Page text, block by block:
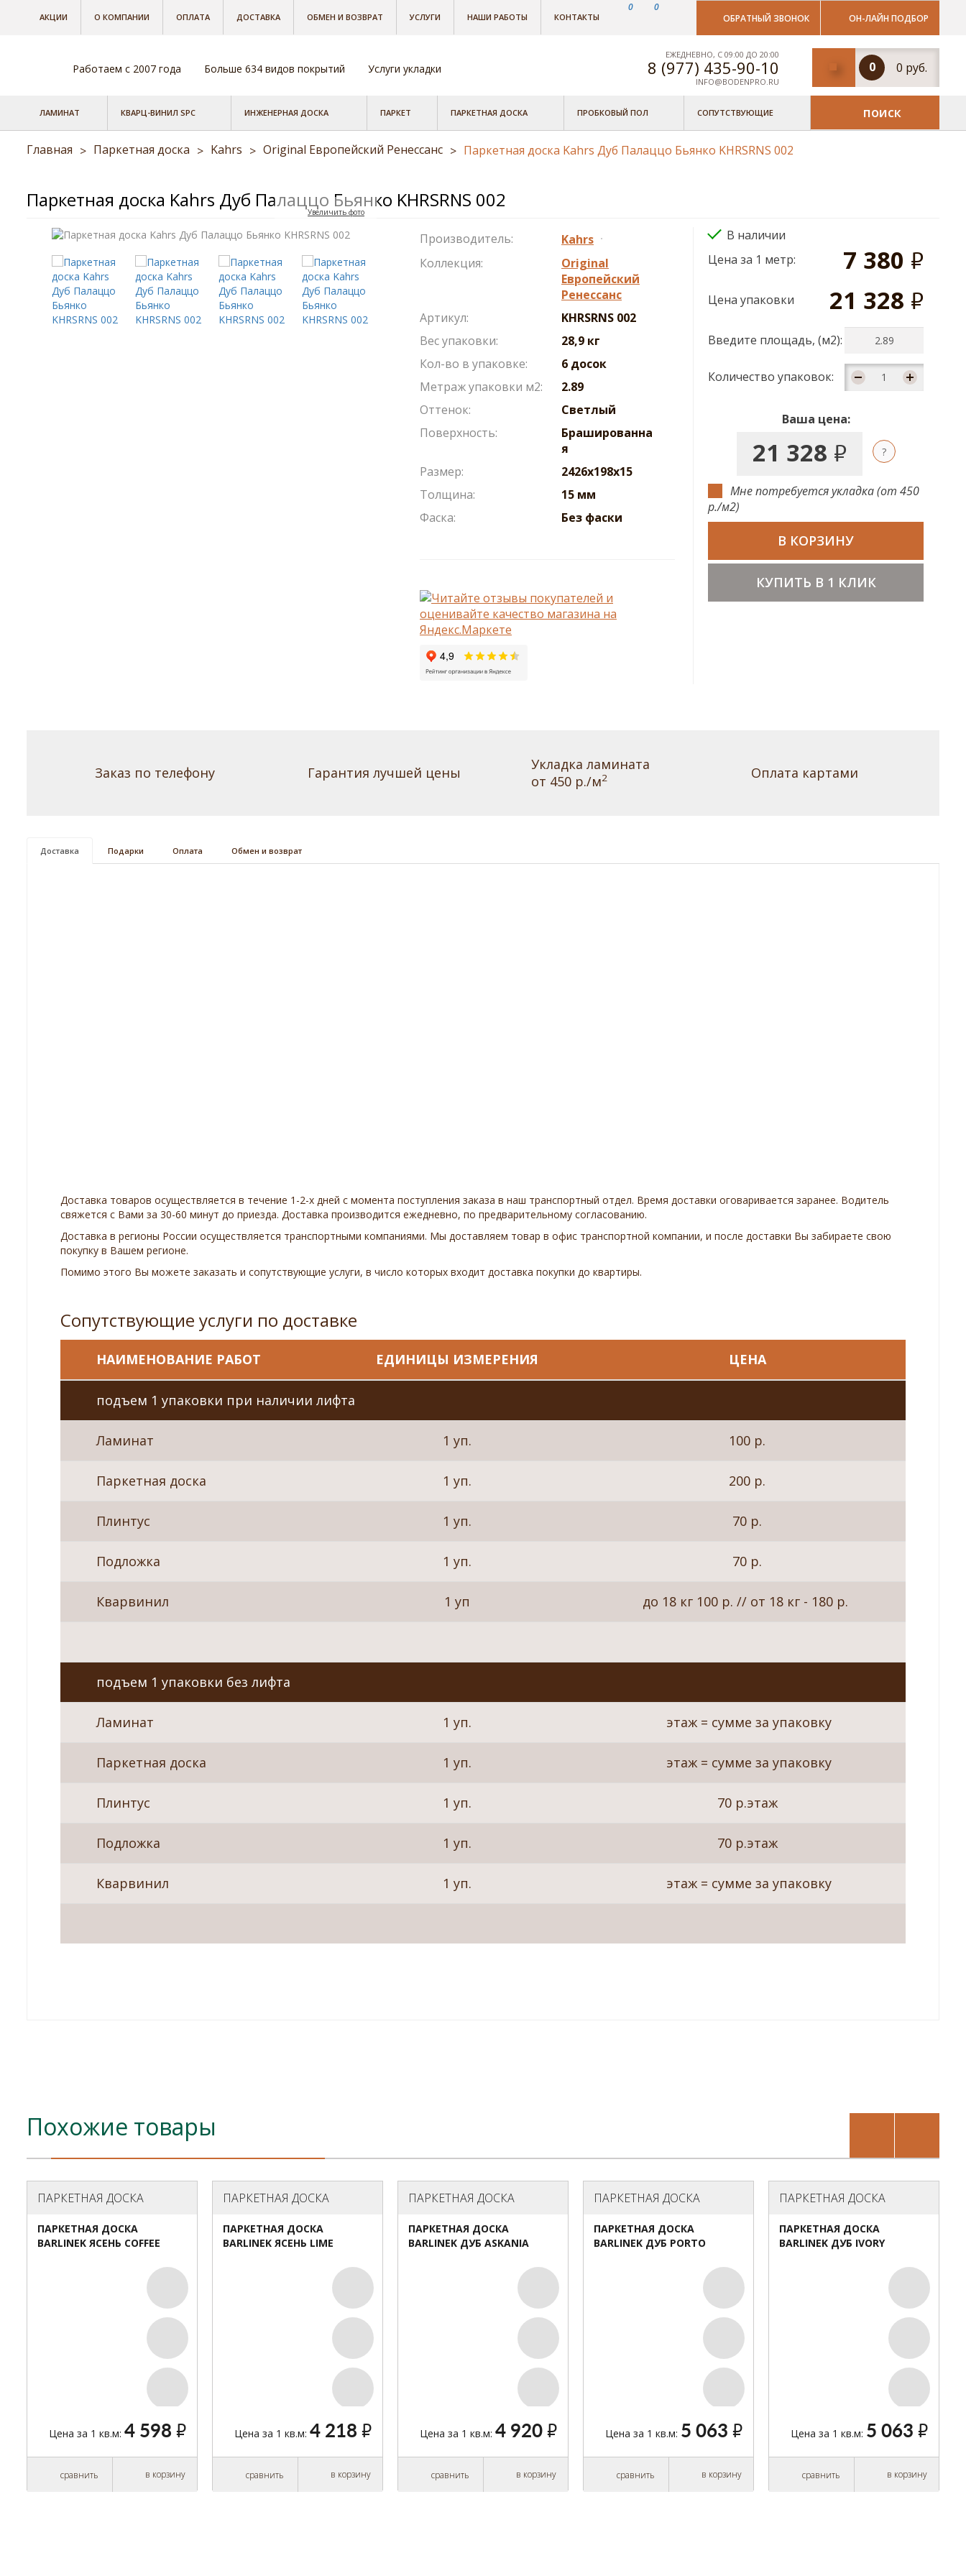
ОБРАТНЫЙ ЗВОНОК ОН-ЛАЙН ПОДБОР
АКЦИИ О КОМПАНИИ ОПЛАТА ДОСТАВКА ОБМЕН И ВОЗВРАТ УСЛУГИ НАШИ РАБОТЫ КОНТАКТЫ
0 0
Работаем с 2007 года Больше 634 видов покрытий Услуги укладки
ЕЖЕДНЕВНО, С 09:00 ДО 20:00
8 (977) 435-90-10
INFO@BODENPRO.RU
0 0 руб.
ЛАМИНАТ КВАРЦ-ВИНИЛ SPC ИНЖЕНЕРНАЯ ДОСКА ПАРКЕТ ПАРКЕТНАЯ ДОСКА ПРОБКОВЫЙ ПОЛ СОПУТСТВУЮЩИЕ поиск
Главная > Паркетная доска > Kahrs > Original Европейский Ренессанс > Паркетная доска Kahrs Дуб Палаццо Бьянко KHRSRNS 002
Паркетная доска Kahrs Дуб Палаццо Бьянко KHRSRNS 002
Увеличить фото
Производитель:
Kahrs
Коллекция:
Original
Европейский
Ренессанс
Артикул:
KHRSRNS 002
Вес упаковки:
28,9 кг
Кол-во в упаковке:
6 досок
Метраж упаковки м2:
2.89
Оттенок:
Светлый
Поверхность:
Брашированна
я
Размер:
2426x198x15
Толщина:
15 мм
Фаска:
Без фаски
В наличии
Цена за 1 метр:
7 380 руб.
Цена упаковки 21 328 руб.
Введите площадь, (м2):
Количество упаковок:
Ваша цена:
21 328 руб.
Мне потребуется укладка (от 450
р./м2)
В КОРЗИНУ
КУПИТЬ В 1 КЛИК
Заказ по телефону Гарантия лучшей цены
Укладка ламината
от 450 р./м2 Оплата картами
Доставка Подарки Оплата Обмен и возврат
Доставка товаров осуществляется в течение 1-2-х дней с момента поступления заказа в наш транспортный отдел. Время доставки оговаривается заранее. Водитель
свяжется с Вами за 30-60 минут до приезда. Доставка производится ежедневно, по предварительному согласованию.
Доставка в регионы России осуществляется транспортными компаниями. Мы доставляем товар в офис транспортной компании, и после доставки Вы забираете свою
покупку в Вашем регионе.
Помимо этого Вы можете заказать и сопутствующие услуги, в число которых входит доставка покупки до квартиры.
Сопутствующие услуги по доставке
НАИМЕНОВАНИЕ РАБОТ ЕДИНИЦЫ ИЗМЕРЕНИЯ ЦЕНА
подъем 1 упаковки при наличии лифта
Ламинат 1 уп. 100 р.
Паркетная доска 1 уп. 200 р.
Плинтус 1 уп. 70 р.
Подложка 1 уп. 70 р.
Кварвинил 1 уп до 18 кг 100 р. // от 18 кг - 180 р.
подъем 1 упаковки без лифта
Ламинат 1 уп. этаж = сумме за упаковку
Паркетная доска 1 уп. этаж = сумме за упаковку
Плинтус 1 уп. 70 р.этаж
Подложка 1 уп. 70 р.этаж
Кварвинил 1 уп. этаж = сумме за упаковку
Похожие товары
ПАРКЕТНАЯ ДОСКА
ПАРКЕТНАЯ ДОСКА
BARLINEK ЯСЕНЬ COFFEE
Цена за 1 кв.м: 4 598 руб.
сравнить в корзину
ПАРКЕТНАЯ ДОСКА
ПАРКЕТНАЯ ДОСКА
BARLINEK ЯСЕНЬ LIME
JES1-L05-B7R-D14180-F
Цена за 1 кв.м: 4 218 руб.
сравнить в корзину
ПАРКЕТНАЯ ДОСКА
ПАРКЕТНАЯ ДОСКА
BARLINEK ДУБ ASKANIA
Цена за 1 кв.м: 4 920 руб.
сравнить в корзину
ПАРКЕТНАЯ ДОСКА
ПАРКЕТНАЯ ДОСКА
BARLINEK ДУБ PORTO
Цена за 1 кв.м: 5 063 руб.
сравнить в корзину
ПАРКЕТНАЯ ДОСКА
ПАРКЕТНАЯ ДОСКА
BARLINEK ДУБ IVORY
Цена за 1 кв.м: 5 063 руб.
сравнить в корзину